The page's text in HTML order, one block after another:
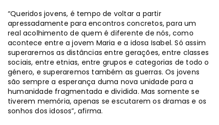
“Queridos jovens, é tempo de voltar a partir
apressadamente para encontros concretos, para um
real acolhimento de quem é diferente de nós, como
acontece entre a jovem Maria e a idosa Isabel. Só assim
superaremos as distâncias entre gerações, entre classes
sociais, entre etnias, entre grupos e categorias de todo o
género, e superaremos também as guerras. Os jovens
são sempre a esperança duma nova unidade para a
humanidade fragmentada e dividida. Mas somente se
tiverem memória, apenas se escutarem os dramas e os
sonhos dos idosos”, afirma.